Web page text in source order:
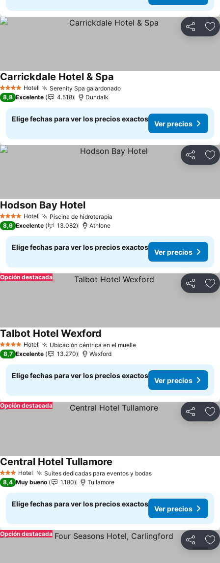
Compartir
4 EstrellasHotel Serenity Spa galardonadoVer precios
Carrickdale Hotel & Spa
8,8 Excelente 4.518 Dundalk
Elige fechas para ver los precios exactos
Ver precios
Compartir
4 EstrellasHotel Piscina de hidroterapia
Hodson Bay HotelVer precios
8,6 Excelente 13.082 Athlone
Elige fechas para ver los precios exactos
Ver precios
Compartir
Opción destacada
4 EstrellasHotel Ubicación céntrica en el muelleVer precios
Talbot Hotel Wexford
8,7 Excelente 13.270 Wexford
Elige fechas para ver los precios exactos
Ver precios
Compartir
Opción destacada
3 Estrellas
Hotel Suites dedicadas para eventos y bodasVer precios
Central Hotel Tullamore
8,4 Muy bueno 1.180 Tullamore
Elige fechas para ver los precios exactos
Ver precios
Compartir
Opción destacada